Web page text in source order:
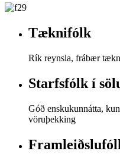
Tæknifólk
Rík reynsla, frábær
Starfsfólk í
Góð enskukunnátta,
vöruþekking